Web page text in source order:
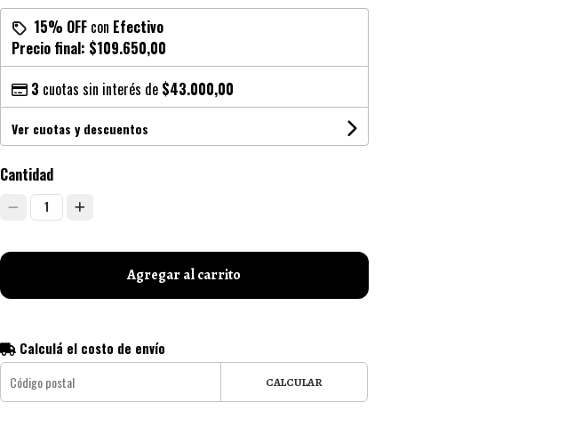
15% OFFcon Efectivo
Precio final: $109.650,00
3 cuotas sin interés de $43.000,00
Ver cuotas y descuentos
Cantidad
1
Agregar al carrito
Calculá el costo de envío
CALCULAR